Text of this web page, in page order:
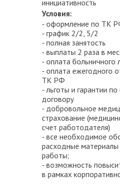
инициативность
Условия:
- оформление по ТК
- график 2/2, 5/2
- полная занятость
- выплаты 2 раза в
- оплата больничного
- оплата ежегодного
ТК РФ
- льготы и гарантии
договору
- добровольное
страхование
счет работодателя)
- все необходимое
расходные
работы;
- возможность
в рамках